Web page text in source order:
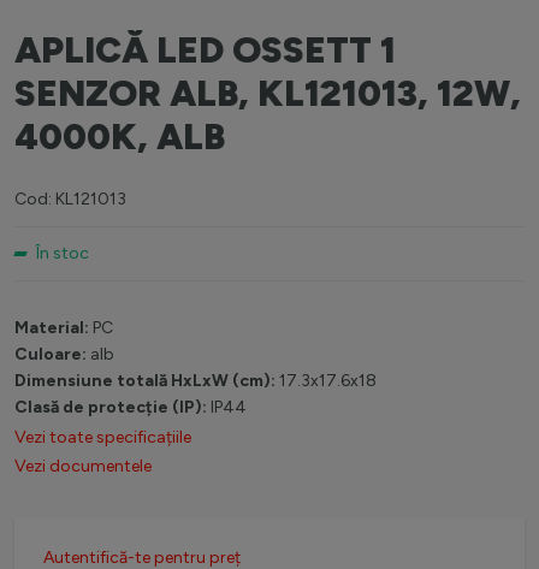
APLICĂ LED OSSETT 1
SENZOR ALB, KL121013, 12W,
4000K, ALB
Cod: KL121013
În stoc
Material: PC
Culoare: alb
Dimensiune totală HxLxW (cm): 17.3x17.6x18
Clasă de protecție (IP): IP44
Vezi toate specificațiile
Vezi documentele
Autentifică-te pentru preț